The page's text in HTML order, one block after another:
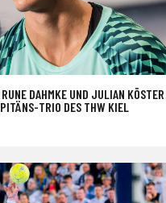
DAHMKE UND JULIAN KÖSTER
TRIO DES THW KIEL